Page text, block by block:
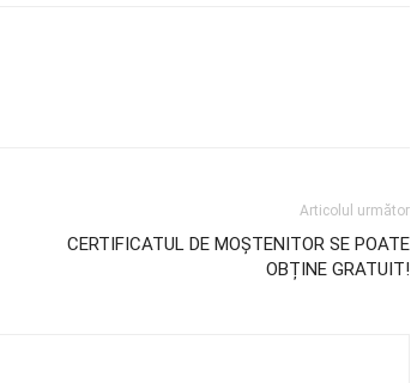
Articolul următor
CERTIFICATUL DE MOȘTENITOR SE POATE
OBȚINE GRATUIT!